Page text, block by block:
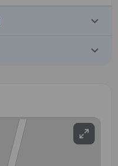
keyboard_arrow_down
keyboard_arrow_down